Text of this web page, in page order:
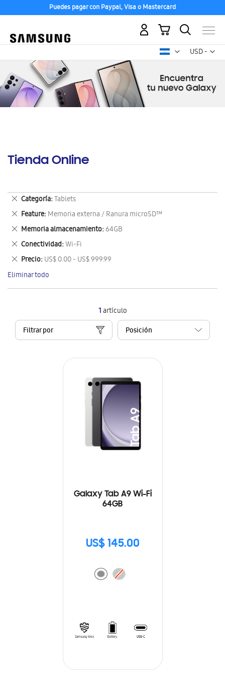
Puedes pagar con Paypal, Visa o Mastercard
USD -
dólar
Mi carrito
Tienda Online
1artículo
Filtrar por
Galaxy Tab A9 Wi-Fi
64GB
US$ 145.00
Categoría Tablets
Eliminar
este
artículo
Feature Memoria externa / Ranura microSD™
Eliminar
este
artículo
Memoria almacenamiento 64GB
Eliminar
este
artículo
Conectividad Wi-Fi
Eliminar
este
artículo
Precio US$ 0.00 - US$ 999.99
Eliminar
este
artículo
Eliminar todo